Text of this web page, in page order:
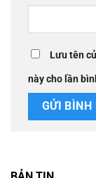
Lưu tên
này cho lần